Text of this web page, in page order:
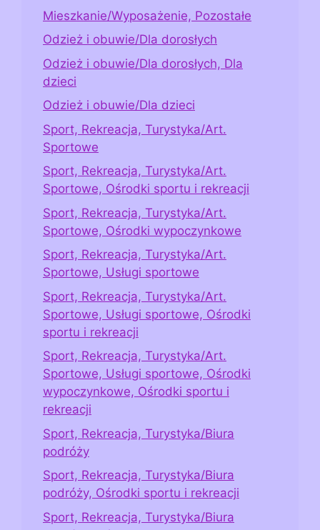
Mieszkanie/Wyposażenie, Pozostałe
Odzież i obuwie/Dla dorosłych
Odzież i obuwie/Dla dorosłych, Dla
dzieci
Odzież i obuwie/Dla dzieci
Sport, Rekreacja, Turystyka/Art.
Sportowe
Sport, Rekreacja, Turystyka/Art.
Sportowe, Ośrodki sportu i rekreacji
Sport, Rekreacja, Turystyka/Art.
Sportowe, Ośrodki wypoczynkowe
Sport, Rekreacja, Turystyka/Art.
Sportowe, Usługi sportowe
Sport, Rekreacja, Turystyka/Art.
Sportowe, Usługi sportowe, Ośrodki
sportu i rekreacji
Sport, Rekreacja, Turystyka/Art.
Sportowe, Usługi sportowe, Ośrodki
wypoczynkowe, Ośrodki sportu i
rekreacji
Sport, Rekreacja, Turystyka/Biura
podróży
Sport, Rekreacja, Turystyka/Biura
podróży, Ośrodki sportu i rekreacji
Sport, Rekreacja, Turystyka/Biura